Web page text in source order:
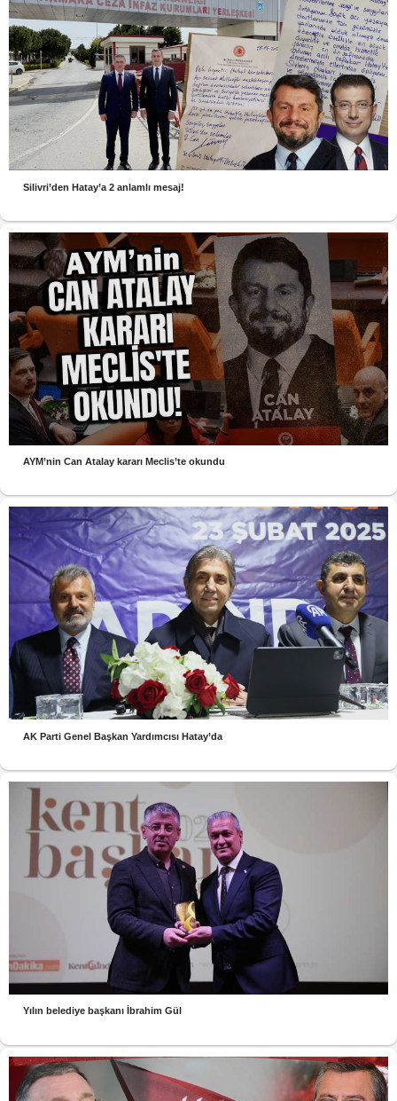
Silivri’den Hatay’a 2 anlamlı mesaj!
AYM’nin Can Atalay kararı Meclis’te okundu
AK Parti Genel Başkan Yardımcısı Hatay’da
Yılın belediye başkanı İbrahim Gül